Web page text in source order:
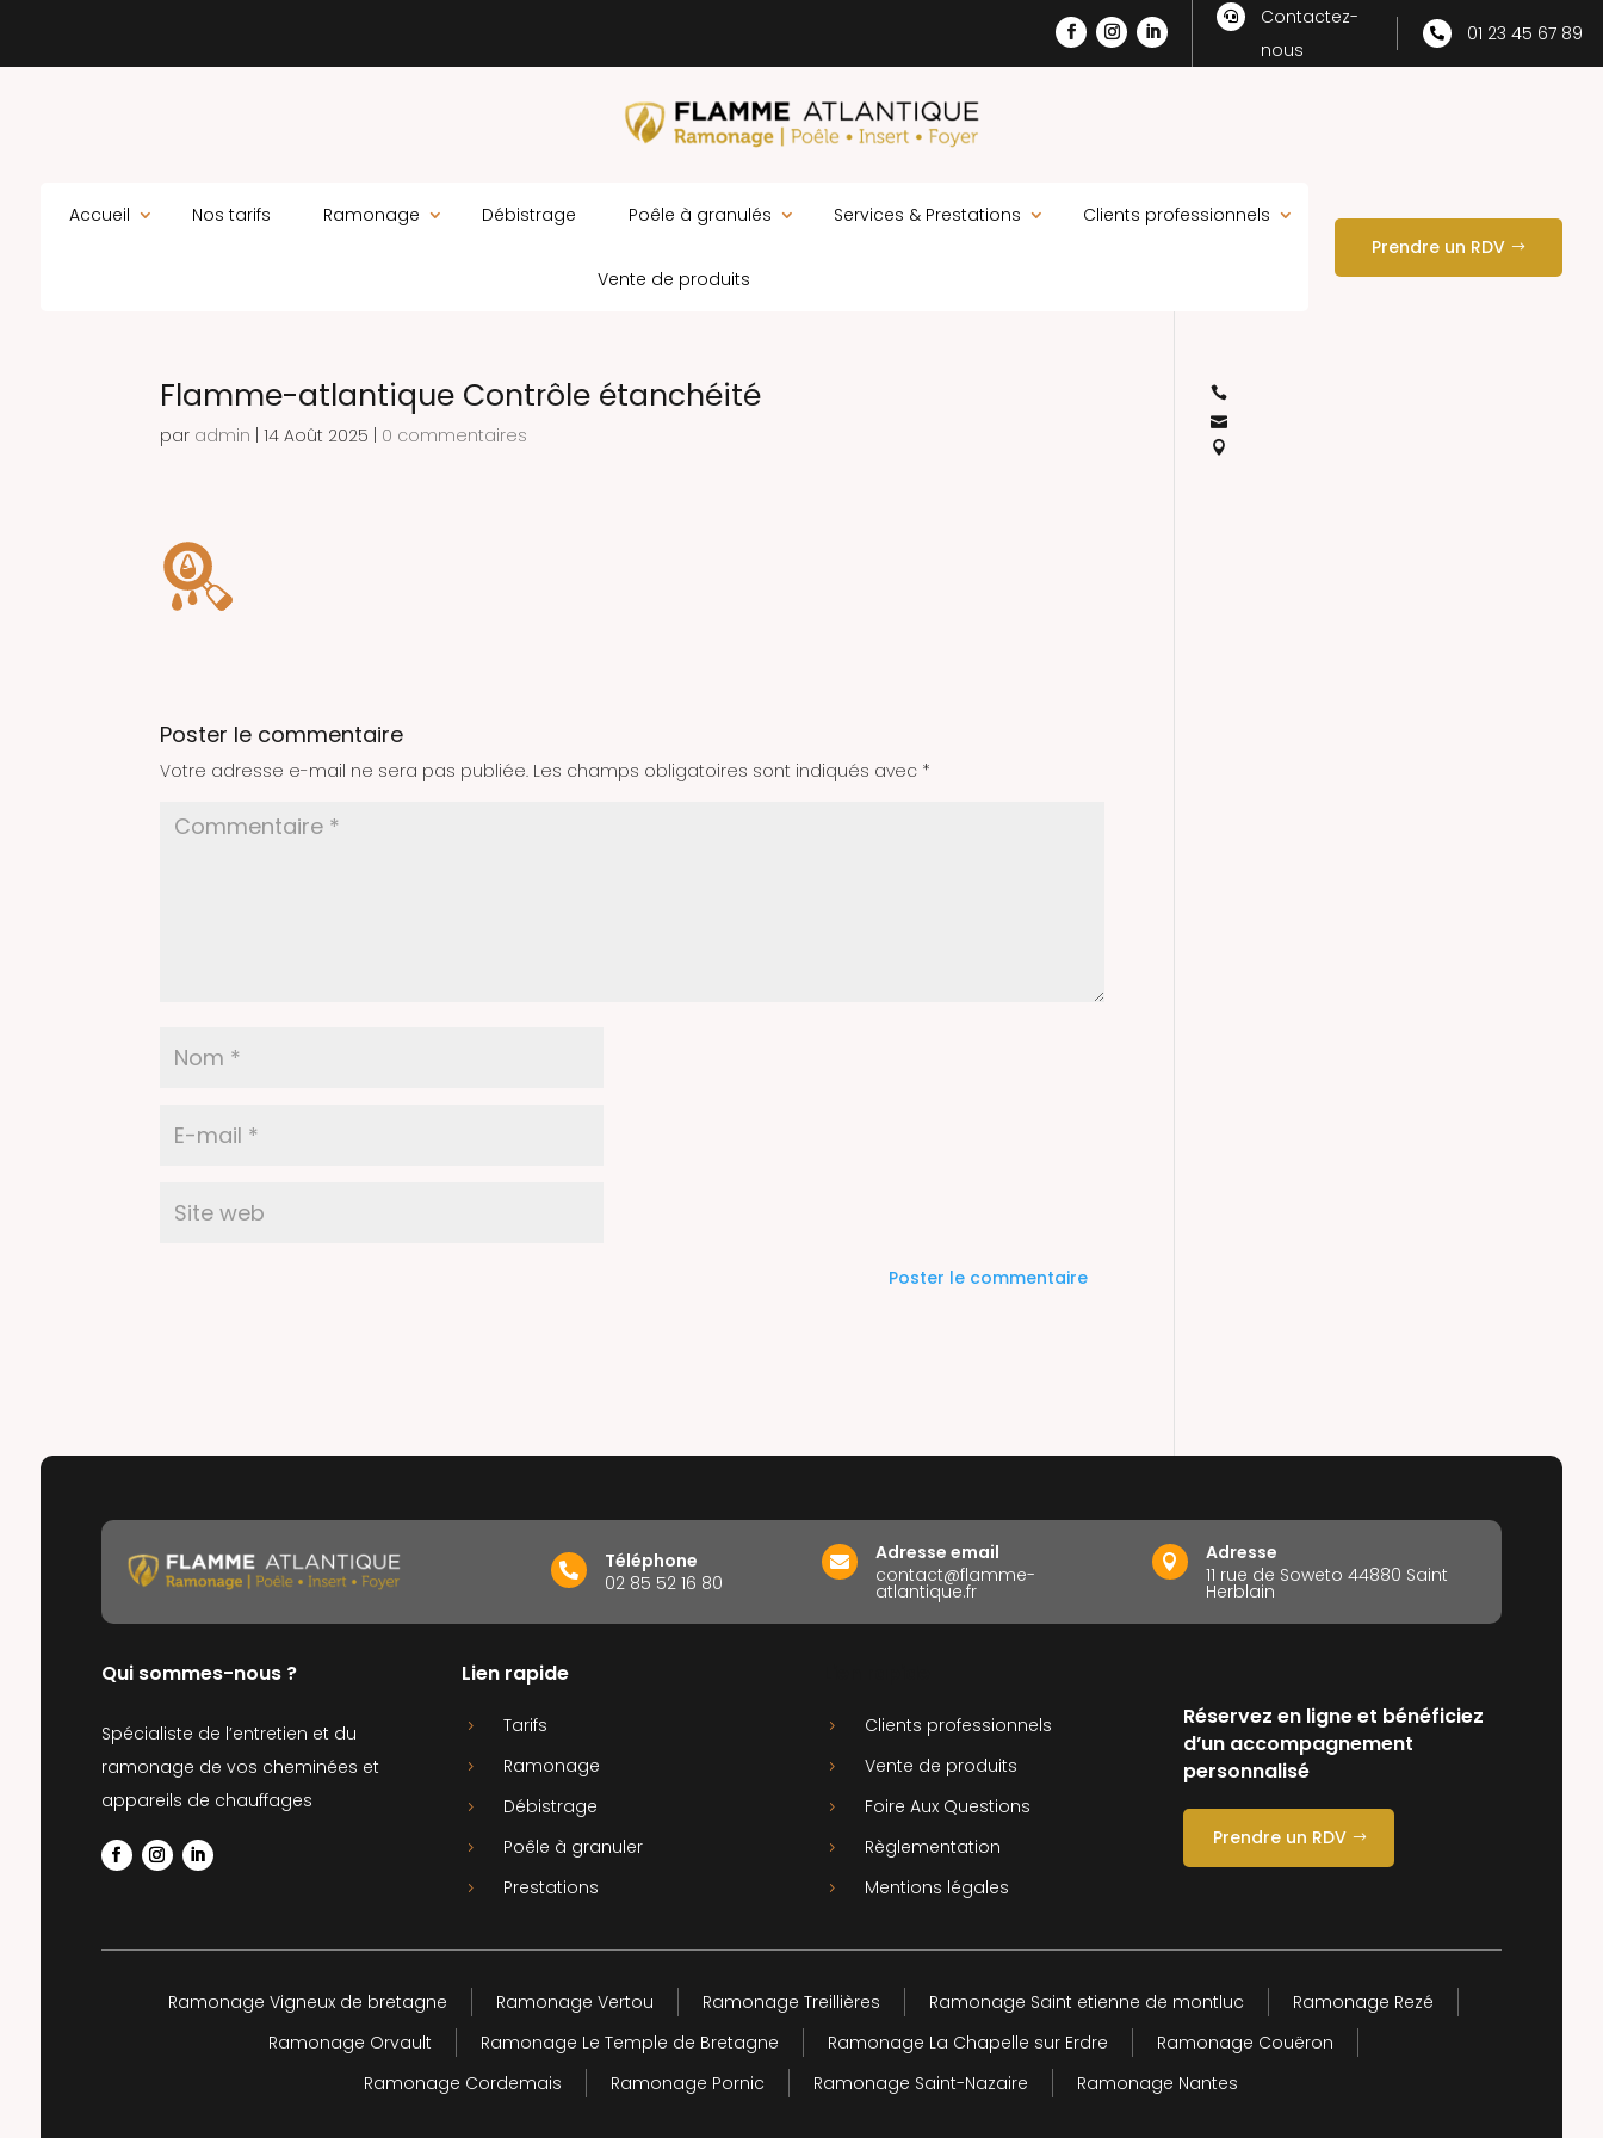

Contactez-
nous
 01 23 45 67 89
Accueil Nos tarifs Ramonage Débistrage Poêle à granulés Services & Prestations Clients professionnels
Vente de produits
Prendre un RDV
Flamme-atlantique Contrôle étanchéité
par admin |14 Août 2025 0 commentaires
Poster le commentaire
Votre adresse e-mail ne sera pas publiée. Les champs obligatoires sont indiqués avec *

Téléphone
02 85 52 16 80

Adresse email
contact@flamme-
atlantique.fr

Adresse
11 rue de Soweto 44880 Saint
Herblain
Qui sommes-nous ?
Spécialiste de l’entretien et du
ramonage de vos cheminées et
appareils de chauffages
Lien rapide
5 Tarifs
5 Ramonage
5 Débistrage
5 Poêle à granuler
5 Prestations
5 Clients professionnels
5 Vente de produits
5 Foire Aux Questions
5 Règlementation
5 Mentions légales
Réservez en ligne et bénéficiez
d’un accompagnement
personnalisé
Prendre un RDV
Ramonage Vigneux de bretagne Ramonage Vertou Ramonage Treillières Ramonage Saint etienne de montluc
Ramonage Rezé
Ramonage Orvault
Ramonage Le Temple de Bretagne Ramonage La Chapelle sur Erdre
Ramonage Couëron
Ramonage Cordemais
Ramonage Pornic Ramonage Saint-Nazaire Ramonage Nantes